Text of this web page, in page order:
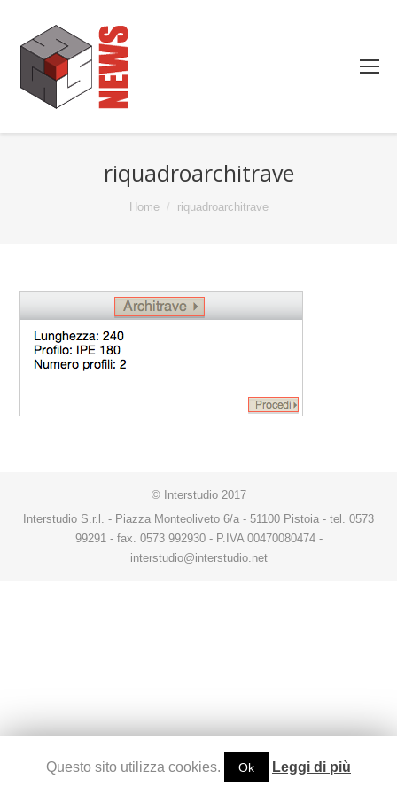
riquadroarchitrave
Home riquadroarchitrave
© Interstudio 2017
Interstudio S.r.l. - Piazza Monteoliveto 6/a - 51100 Pistoia - tel. 0573
99291 - fax. 0573 992930 - P.IVA 00470080474 -
interstudio@interstudio.net
Questo sito utilizza cookies. Ok Leggi di più